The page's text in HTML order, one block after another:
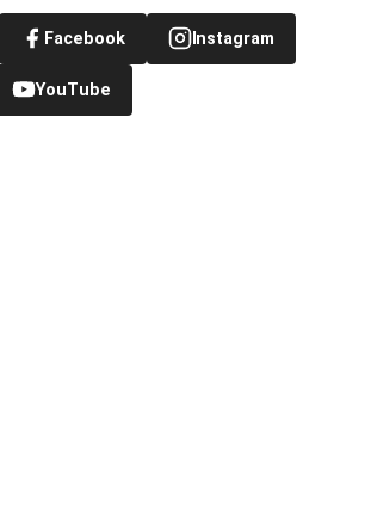
Facebook Instagram
YouTube